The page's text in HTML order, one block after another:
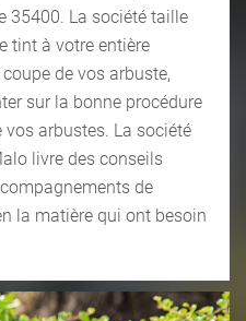
35400. La société taille
tint à votre entière
de vos arbuste,
sur la bonne procédure
arbustes. La société
livre des conseils
de
la matière qui ont besoin